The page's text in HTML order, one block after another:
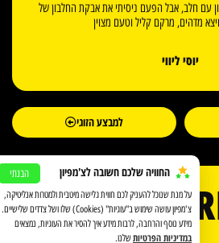
עם חלב, אבל הפעם ניסיתי את אבקת החלבון של
יוסי ליווי
למבצע הזוגי
TNT
החוויה שלכם חשובה לצ'מפיון הבנתי
על מנת שנוכל להעניק לכם חווית גלישה מיטבית ולמטרות אנליטיקה,
צ'מפיון עושה שימוש ב"עוגיות" (Cookies) שלו ושל צדדים שלישיים.
מידע נוסף והרחבה, לרבות מידע איך להסיר את העוגיות, נמצאים
במדיניות הפרטיותשלנו.